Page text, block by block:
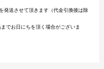
用お待ちしております!
を搭載した本格派EMSマシンが
用お待ちしております!
発送させて頂きます（代金引換後は除
でお日にちを頂く場合がございま